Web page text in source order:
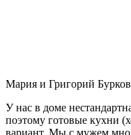
Мария и Григорий
У нас в доме
поэтому готовые кухни
вариант. Мы с мужем